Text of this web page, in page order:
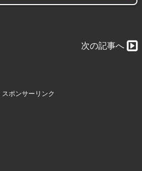
次の記事へ
スポンサーリンク